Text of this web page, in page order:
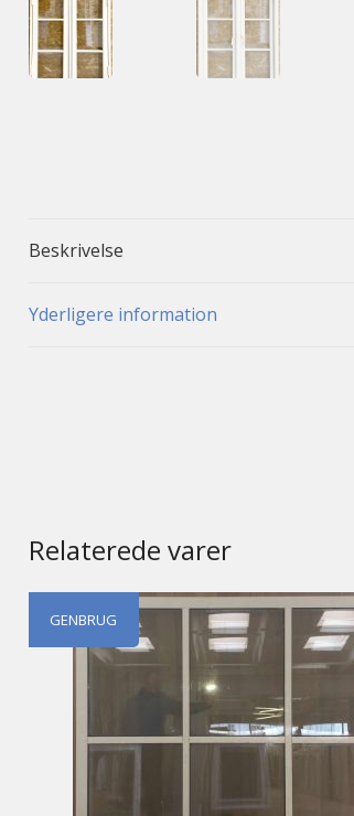
Beskrivelse
Yderligere information
Relaterede varer
GENBRUG